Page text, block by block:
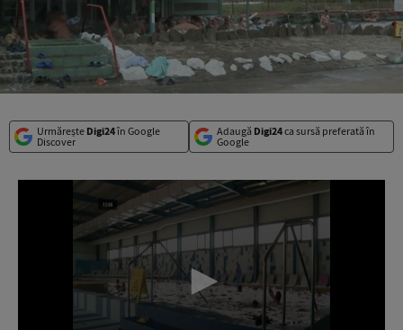
Urmărește Digi24în Google
Discover
Adaugă Digi24ca sursă preferată în
Google